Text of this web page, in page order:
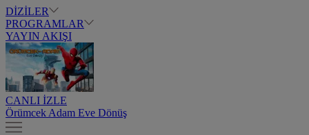
DİZİLER
PROGRAMLAR
YAYIN AKIŞI
CANLI İZLE
Örümcek Adam Eve Dönüş